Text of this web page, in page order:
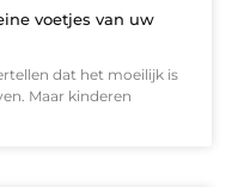
voetjes van uw
dat het moeilijk is
Maar kinderen